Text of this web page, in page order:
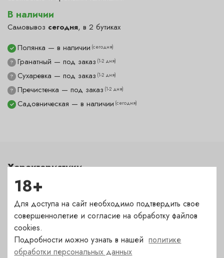
В наличии
Самовывоз сегодня, в 2 бутиках
? Гранатный — под заказ (1-2 дня)
✓ Полянка — в наличии (сегодня)
? Пречистенка — под заказ (1-2 дня)
✓ Садовническая — в наличии (сегодня)
? Сухаревка — под заказ (1-2 дня)
Характеристики
Цвет
красный
Сахар
полусухое
18+
Для доступа на сайт необходимо подтвердить свое
совершеннолетие и согласие на обработку файлов
cookies.
Подробности можно узнать в нашейполитике
обработки персональных данных